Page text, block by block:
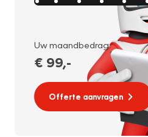
Uw maandbedrag:
€ 99,-
Offerte aanvragen